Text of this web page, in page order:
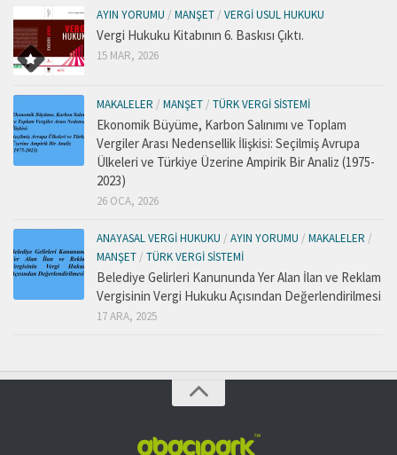
AYIN YORUMU / MANŞET / VERGI USUL HUKUKU
Vergi Hukuku Kitabının 6. Baskısı Çıktı.
15 MAR, 2026
MAKALELER / MANŞET / TÜRK VERGI SISTEMI
Ekonomik Büyüme, Karbon Salınımı ve Toplam
Vergiler Arası Nedensellik İlişkisi: Seçilmiş Avrupa
Ülkeleri ve Türkiye Üzerine Ampirik Bir Analiz (1975-
2023)
26 OCA, 2026
ANAYASAL VERGI HUKUKU / AYIN YORUMU / MAKALELER /
MANŞET / TÜRK VERGI SISTEMI
Belediye Gelirleri Kanununda Yer Alan İlan ve Reklam
Vergisinin Vergi Hukuku Açısından Değerlendirilmesi
17 ARA, 2025